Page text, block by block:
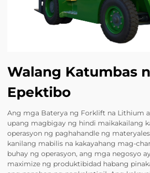
Walang Katumbas
Epektibo
Ang mga Baterya ng Forklift na Lithium
upang magbigay ng hindi maikakailang
operasyon ng paghahandle ng
kanilang mabilis na kakayahang mag-
buhay ng operasyon, ang mga negosyo
maximize ng produktibidad habang